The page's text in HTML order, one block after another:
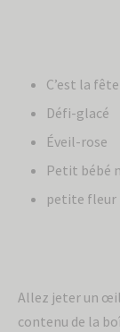
C’est la fête
Défi-glacé
Éveil-rose
Petit bébé
petite fleur
Allez jeter un œil
contenu de la